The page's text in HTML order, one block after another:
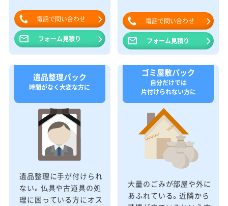
電話で問い合わせ
フォーム見積り
電話で問い合わせ
フォーム見積り
遺品整理パック
時間がなく大変な方に
遺品整理に手が付けられ
ない。仏具や古道具の処
理に困っている方にオス
ゴミ屋敷パック
自分だけでは
片付けられない方に
大量のごみが部屋や外に
あふれている。近隣から